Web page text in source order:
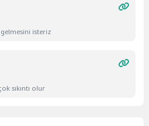
isteriz
sıkıntı olur